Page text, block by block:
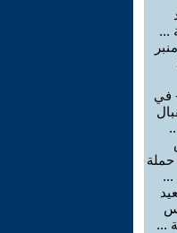
...
في
حملة
...
...